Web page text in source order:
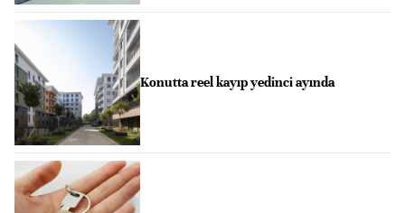
Konutta reel kayıp yedinci ayında